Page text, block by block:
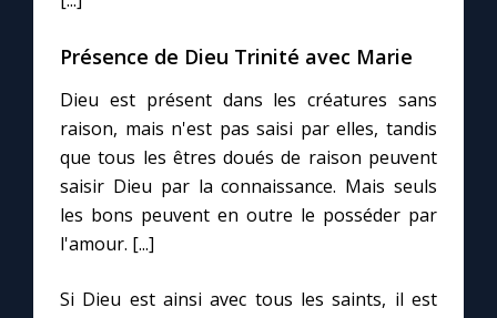
Présence de Dieu Trinité avec Marie
Dieu est présent dans les créatures sans
raison, mais n'est pas saisi par elles, tandis
que tous les êtres doués de raison peuvent
saisir Dieu par la connaissance. Mais seuls
les bons peuvent en outre le posséder par
l'amour. [...]
Si Dieu est ainsi avec tous les saints, il est